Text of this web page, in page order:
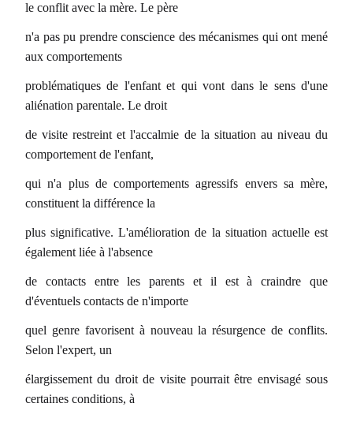
le conflit avec la mère. Le père
n'a pas pu prendre conscience des mécanismes qui ont mené
aux comportements
problématiques de l'enfant et qui vont dans le sens d'une
aliénation parentale. Le droit
de visite restreint et l'accalmie de la situation au niveau du
comportement de l'enfant,
qui n'a plus de comportements agressifs envers sa mère,
constituent la différence la
plus significative. L'amélioration de la situation actuelle est
également liée à l'absence
de contacts entre les parents et il est à craindre que
d'éventuels contacts de n'importe
quel genre favorisent à nouveau la résurgence de conflits.
Selon l'expert, un
élargissement du droit de visite pourrait être envisagé sous
certaines conditions, à